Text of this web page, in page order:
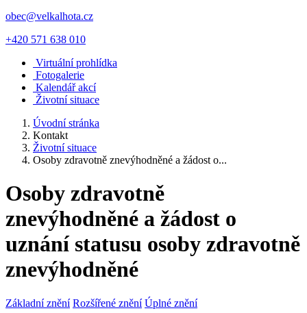
obec@velkalhota.cz
+420 571 638 010
Virtuální prohlídka
Fotogalerie
Kalendář akcí
Životní situace
Úvodní stránka
Kontakt
Životní situace
Osoby zdravotně znevýhodněné a žádost o...
Osoby zdravotně
znevýhodněné a žádost o
uznání statusu osoby zdravotně
znevýhodněné
Základní znění Rozšířené znění Úplné znění